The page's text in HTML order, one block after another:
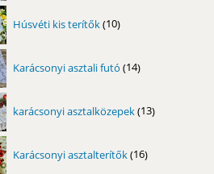
Húsvéti kis terítők 10
termék
Karácsonyi asztali futó 14
termék
karácsonyi asztalközepek 13
termék
Karácsonyi asztalterítők 16
termék